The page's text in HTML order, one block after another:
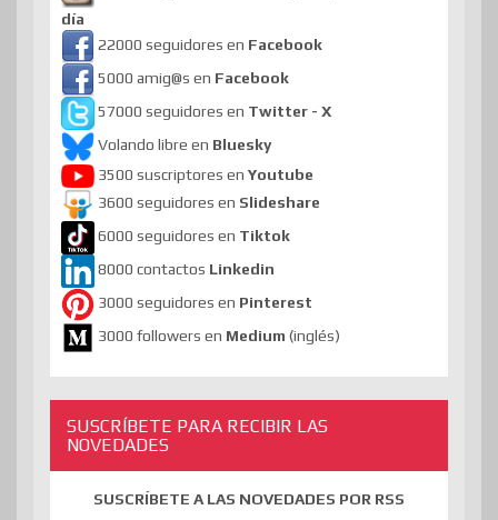
día
22000 seguidores en Facebook
5000 amig@s en Facebook
57000 seguidores en Twitter - X
Volando libre en Bluesky
3500 suscriptores en Youtube
3600 seguidores en Slideshare
6000 seguidores en Tiktok
8000 contactos Linkedin
3000 seguidores en Pinterest
3000 followers en Medium (inglés)
SUSCRÍBETE PARA RECIBIR LAS
NOVEDADES
SUSCRÍBETE A LAS NOVEDADES POR RSS